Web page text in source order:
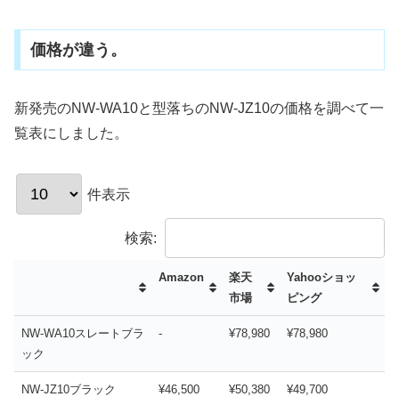
価格が違う。
新発売のNW-WA10と型落ちのNW-JZ10の価格を調べて一
覧表にしました。
件表示
検索:
Amazon
楽天
市場
Yahooショッ
ピング
NW-WA10スレートブラ
ック
- ¥78,980 ¥78,980
NW-JZ10ブラック ¥46,500 ¥50,380 ¥49,700